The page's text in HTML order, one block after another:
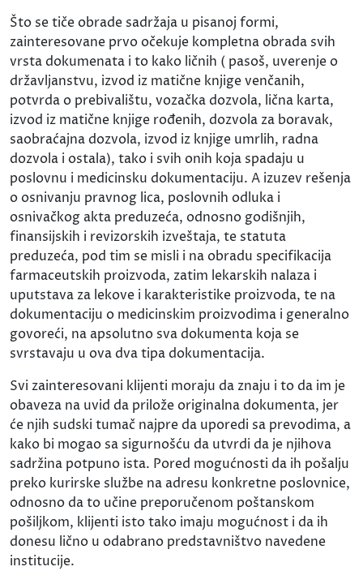
Što se tiče obrade sadržaja u pisanoj formi,
zainteresovane prvo očekuje kompletna obrada svih
vrsta dokumenata i to kako ličnih ( pasoš, uverenje o
državljanstvu, izvod iz matične knjige venčanih,
potvrda o prebivalištu, vozačka dozvola, lična karta,
izvod iz matične knjige rođenih, dozvola za boravak,
saobraćajna dozvola, izvod iz knjige umrlih, radna
dozvola i ostala), tako i svih onih koja spadaju u
poslovnu i medicinsku dokumentaciju. A izuzev rešenja
o osnivanju pravnog lica, poslovnih odluka i
osnivačkog akta preduzeća, odnosno godišnjih,
finansijskih i revizorskih izveštaja, te statuta
preduzeća, pod tim se misli i na obradu specifikacija
farmaceutskih proizvoda, zatim lekarskih nalaza i
uputstava za lekove i karakteristike proizvoda, te na
dokumentaciju o medicinskim proizvodima i generalno
govoreći, na apsolutno sva dokumenta koja se
svrstavaju u ova dva tipa dokumentacija.
Svi zainteresovani klijenti moraju da znaju i to da im je
obaveza na uvid da prilože originalna dokumenta, jer
će njih sudski tumač najpre da uporedi sa prevodima, a
kako bi mogao sa sigurnošću da utvrdi da je njihova
sadržina potpuno ista. Pored mogućnosti da ih pošalju
preko kurirske službe na adresu konkretne poslovnice,
odnosno da to učine preporučenom poštanskom
pošiljkom, klijenti isto tako imaju mogućnost i da ih
donesu lično u odabrano predstavništvo navedene
institucije.